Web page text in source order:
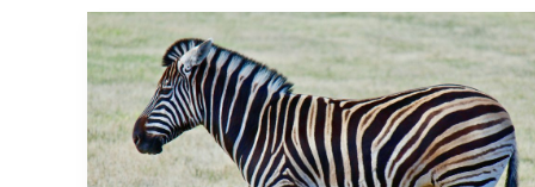
ontluchten
en
cv-
ketel
bij
te
vullen.